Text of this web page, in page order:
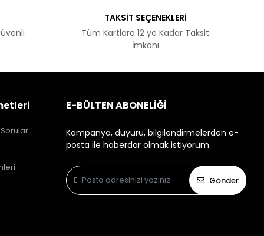
TAKSİT SEÇENEKLERİ
Tüm Kartlara 12 ye Kadar Taksit
İmkanı
E-BÜLTEN ABONELİĞİ
Kampanya, duyuru, bilgilendirmelerden e-
posta ile haberdar olmak istiyorum.
Gönder